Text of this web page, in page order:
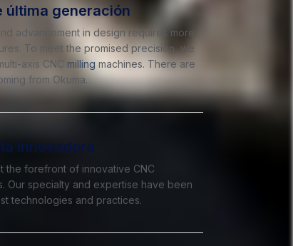
última generación
advancement in design requires more
To meet the promised precision, we
axis CNC milling machines. There are
from Okuma.
innovadora
the forefront of innovative CNC
Our specialty and expertise have been
technologies and practices.